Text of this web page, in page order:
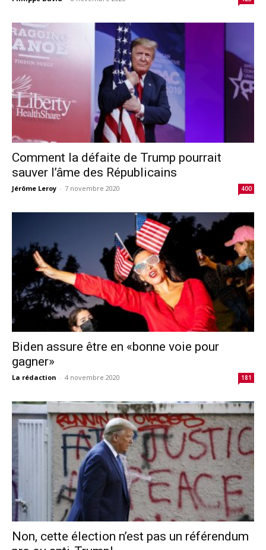
Comment la défaite de Trump pourrait
sauver l’âme des Républicains
Jérôme Leroy - 7 novembre 2020 400
Biden assure être en «bonne voie pour
gagner»
La rédaction - 4 novembre 2020 181
Non, cette élection n’est pas un référendum